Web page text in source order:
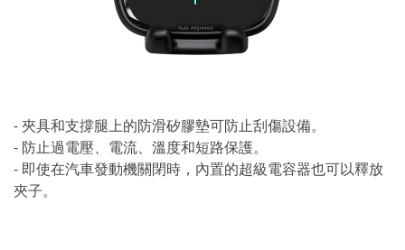
- 夾具和支撐腿上的防滑矽膠墊可防止刮傷設備。
- 防止過電壓、電流、溫度和短路保護。
- 即使在汽車發動機關閉時，內置的超級電容器也可以釋放
夾子。